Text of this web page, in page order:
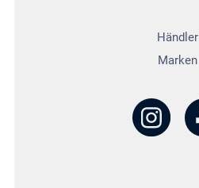
Händler
Marken